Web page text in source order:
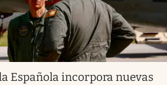
Española incorpora nuevas